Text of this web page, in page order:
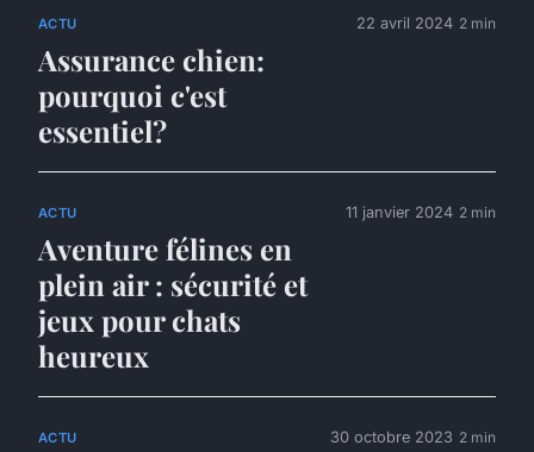
ACTU
Assurance chien:
pourquoi c'est
essentiel?
22 avril 2024 2 min
ACTU
Aventure félines en
plein air : sécurité et
jeux pour chats
heureux
11 janvier 2024 2 min
ACTU 30 octobre 2023 2 min